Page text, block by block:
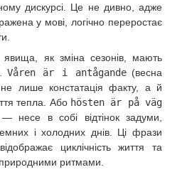
дискурсі. Це не дивно, адже
у мові, логічно переростає
явища, як зміна сезонів, мають
Våren är i antågande (весна
лише констатація факту, а й
тепла. Або hösten är på väg
— несе в собі відтінок задуми,
і холодних днів. Ці фрази
циклічність життя та
ритмами.